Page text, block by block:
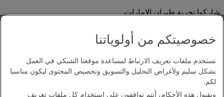
شاركوا تجربة طيران الإمارات.
خصوصيتكم من أولوياتنا
نستخدم ملفات تعريف الارتباط لمساعدة موقعنا الشبكي في العمل
بشكل سليم ولأغراض التحليل والتسويق وتخصيص المحتوى ليكون مناسبا
لكم.
وبقبول هذه الأحكام، أنتم توافقون على استخدام كل ملفات تعريف